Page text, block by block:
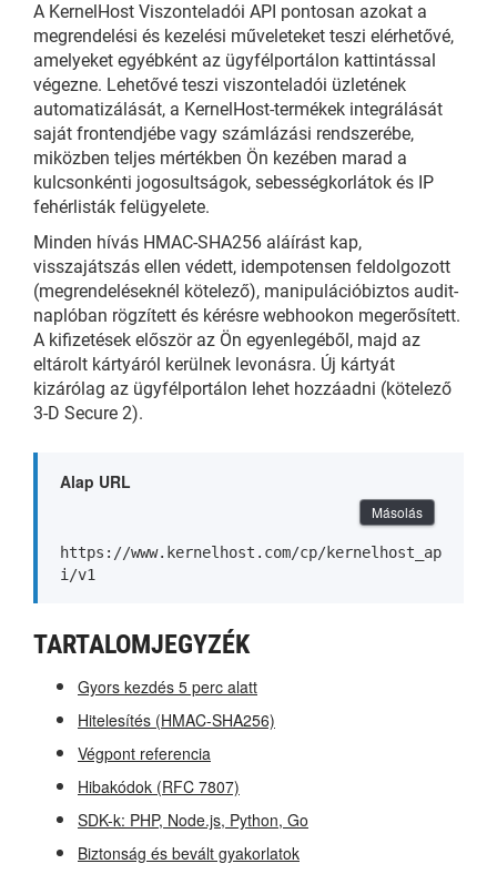
A KernelHost Viszonteladói API pontosan azokat a
megrendelési és kezelési műveleteket teszi elérhetővé,
amelyeket egyébként az ügyfélportálon kattintással
végezne. Lehetővé teszi viszonteladói üzletének
automatizálását, a KernelHost-termékek integrálását
saját frontendjébe vagy számlázási rendszerébe,
miközben teljes mértékben Ön kezében marad a
kulcsonkénti jogosultságok, sebességkorlátok és IP
fehérlisták felügyelete.
Minden hívás HMAC-SHA256 aláírást kap,
visszajátszás ellen védett, idempotensen feldolgozott
(megrendeléseknél kötelező), manipulációbiztos audit-
naplóban rögzített és kérésre webhookon megerősített.
A kifizetések először az Ön egyenlegéből, majd az
eltárolt kártyáról kerülnek levonásra. Új kártyát
kizárólag az ügyfélportálon lehet hozzáadni (kötelező
3-D Secure 2).
Alap URL
https://www.kernelhost.com/cp/kernelhost_ap
i/v1
Másolás
TARTALOMJEGYZÉK
Gyors kezdés 5 perc alatt
Hitelesítés (HMAC-SHA256)
Végpont referencia
Hibakódok (RFC 7807)
SDK-k: PHP, Node.js, Python, Go
Biztonság és bevált gyakorlatok